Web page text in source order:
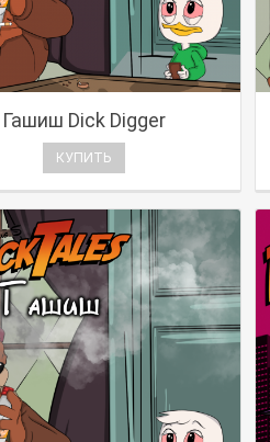
Гашиш Dick Digger
КУПИТЬ